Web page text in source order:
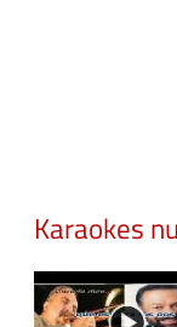
Karaokes